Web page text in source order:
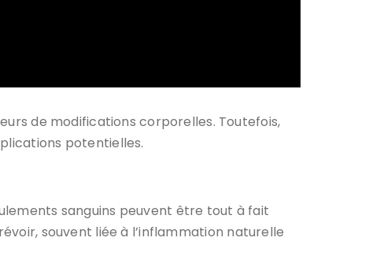
de modifications corporelles. Toutefois,
potentielles.
sanguins peuvent être tout à fait
souvent liée à l’inflammation naturelle